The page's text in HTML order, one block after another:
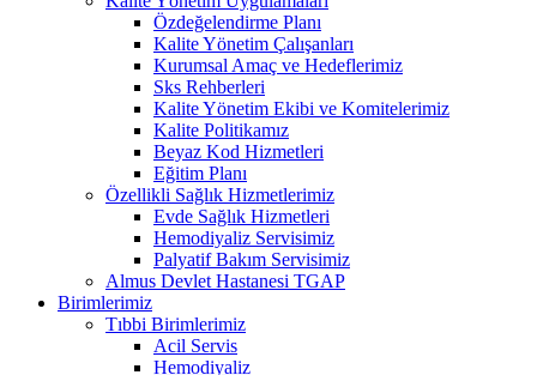
Özdeğelendirme Planı
Kalite Yönetim Çalışanları
Kurumsal Amaç ve Hedeflerimiz
Sks Rehberleri
Kalite Yönetim Ekibi ve Komitelerimiz
Kalite Politikamız
Beyaz Kod Hizmetleri
Eğitim Planı
Özellikli Sağlık Hizmetlerimiz
Evde Sağlık Hizmetleri
Hemodiyaliz Servisimiz
Palyatif Bakım Servisimiz
Almus Devlet Hastanesi TGAP
Birimlerimiz
Tıbbi Birimlerimiz
Acil Servis
Hemodiyaliz